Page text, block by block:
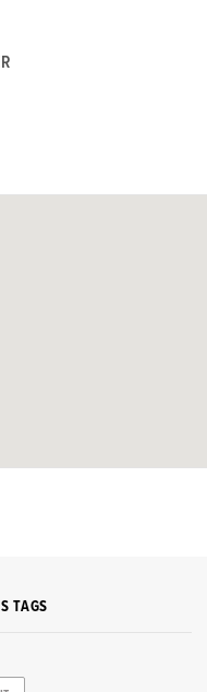
TAGS